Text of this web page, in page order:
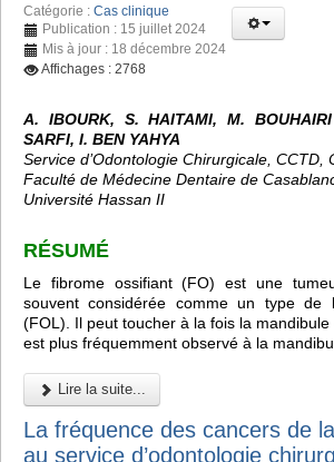
Catégorie : Cas clinique
Publication : 15 juillet 2024
Mis à jour : 18 décembre 2024
Affichages : 2768
A. IBOURK, S. HAITAMI, M.
SARFI, I. BEN YAHYA
Service d’Odontologie Chirurgicale, CCTD,
Faculté de Médecine Dentaire de
Université Hassan II
RÉSUMÉ
Le fibrome ossifiant (FO) est une
souvent considérée comme un type de
(FOL). Il peut toucher à la fois la
est plus fréquemment observé à la
Lire la suite...
La fréquence des cancers de
au service d’odontologie